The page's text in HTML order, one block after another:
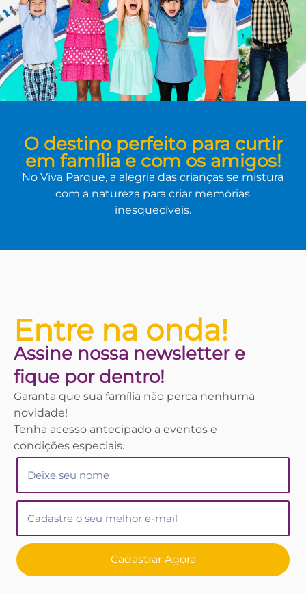
O destino perfeito para curtir
em família e com os amigos!
No Viva Parque, a alegria das crianças se mistura
com a natureza para criar memórias
inesquecíveis.
Entre na onda!
Assine nossa newslettere
fique por dentro!
Garanta que sua família não perca nenhuma
novidade!
Tenha acesso antecipado a eventos e
condições especiais.
Cadastrar Agora